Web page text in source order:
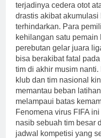
terjadinya cedera otot
drastis akibat
terhindarkan. Para
kehilangan satu pemain
perebutan gelar juara
bisa berakibat fatal
tim di akhir musim
klub dan tim nasional
memantau beban
melampaui batas
Fenomena virus FIFA
nasib sebuah tim besar
jadwal kompetisi yang